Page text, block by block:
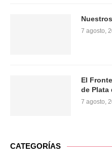
7 agosto,
El
de Plata
7 agosto,
CATEGORÍAS